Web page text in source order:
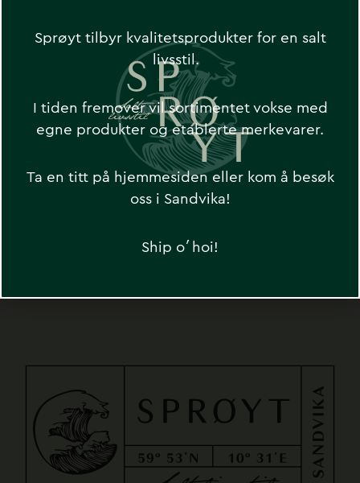
Motta ekslusive tilbud og nyheter fra
Sprøyt
Sprøyt tilbyr kvalitetsprodukter for en salt
livsstil.
I tiden fremover vil sortimentet vokse med
egne produkter og etablerte merkevarer.
Ta en titt på hjemmesiden eller kom å besøk
oss i Sandvika!
Ship o´hoi!